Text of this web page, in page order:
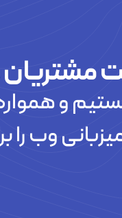
و همواره
وب را